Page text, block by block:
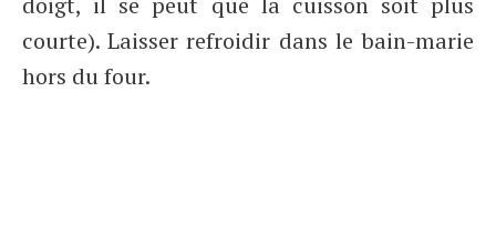
courte). Laisser refroidir dans le bain-marie
hors du four.